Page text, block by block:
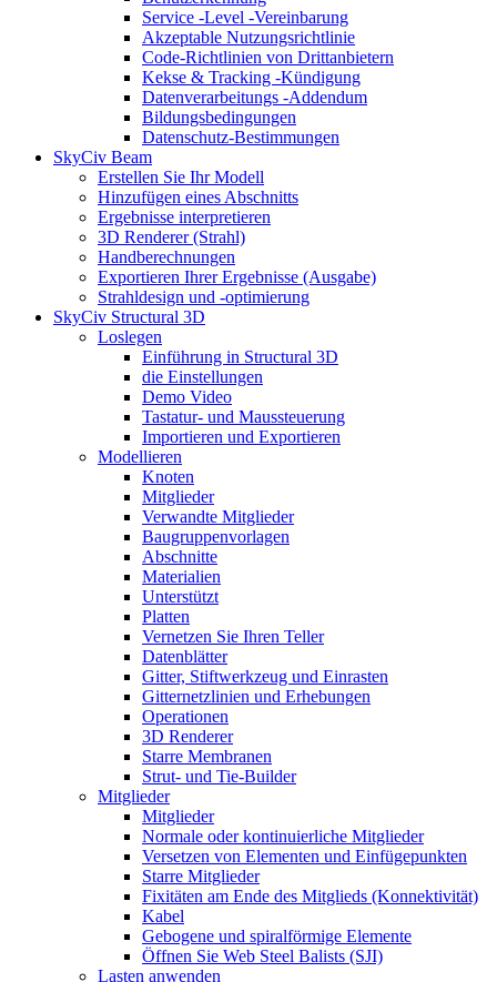
Service -Level -Vereinbarung
Akzeptable Nutzungsrichtlinie
Code-Richtlinien von Drittanbietern
Kekse & Tracking -Kündigung
Datenverarbeitungs -Addendum
Bildungsbedingungen
Datenschutz-Bestimmungen
SkyCiv Beam
Erstellen Sie Ihr Modell
Hinzufügen eines Abschnitts
Ergebnisse interpretieren
3D Renderer (Strahl)
Handberechnungen
Exportieren Ihrer Ergebnisse (Ausgabe)
Strahldesign und -optimierung
SkyCiv Structural 3D
Loslegen
Einführung in Structural 3D
die Einstellungen
Demo Video
Tastatur- und Maussteuerung
Importieren und Exportieren
Modellieren
Knoten
Mitglieder
Verwandte Mitglieder
Baugruppenvorlagen
Abschnitte
Materialien
Unterstützt
Platten
Vernetzen Sie Ihren Teller
Datenblätter
Gitter, Stiftwerkzeug und Einrasten
Gitternetzlinien und Erhebungen
Operationen
3D Renderer
Starre Membranen
Strut- und Tie-Builder
Mitglieder
Mitglieder
Normale oder kontinuierliche Mitglieder
Versetzen von Elementen und Einfügepunkten
Starre Mitglieder
Fixitäten am Ende des Mitglieds (Konnektivität)
Kabel
Gebogene und spiralförmige Elemente
Öffnen Sie Web Steel Balists (SJI)
Lasten anwenden